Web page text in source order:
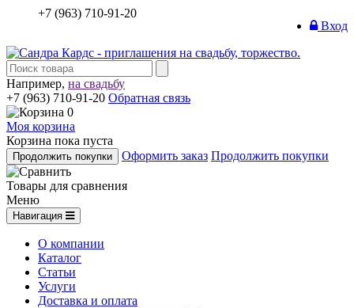
+7 (963) 710-91-20
Вход
Например, на свадьбу
+7 (963) 710-91-20 Обратная связь
0
Моя корзина
Корзина пока пуста
Продолжить покупки Оформить заказ Продолжить покупки
Товары для сравнения
Меню
Навигация
О компании
Каталог
Статьи
Услуги
Доставка и оплата